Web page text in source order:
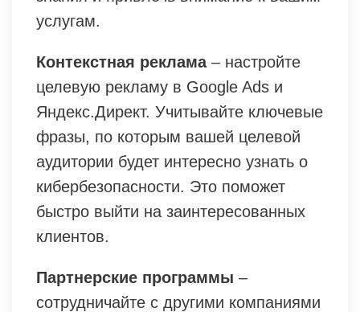
услугам.
Контекстная реклама– настройте
целевую рекламу в Google Ads и
Яндекс.Директ. Учитывайте ключевые
фразы, по которым вашей целевой
аудитории будет интересно узнать о
кибербезопасности. Это поможет
быстро выйти на заинтересованных
клиентов.
Партнерские программы –
сотрудничайте с другими компаниями